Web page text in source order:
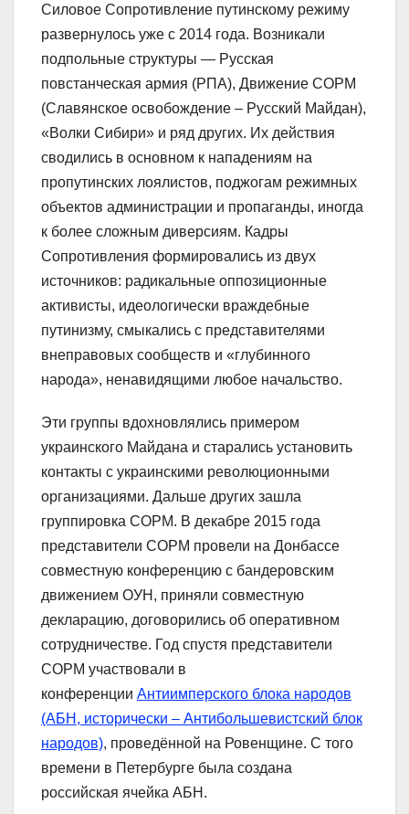
Силовое Сопротивление путинскому режиму
развернулось уже с 2014 года. Возникали
подпольные структуры — Русская
повстанческая армия (РПА), Движение СОРМ
(Славянское освобождение – Русский Майдан),
«Волки Сибири» и ряд других. Их действия
сводились в основном к нападениям на
пропутинских лоялистов, поджогам режимных
объектов администрации и пропаганды, иногда
к более сложным диверсиям. Кадры
Сопротивления формировались из двух
источников: радикальные оппозиционные
активисты, идеологически враждебные
путинизму, смыкались с представителями
внеправовых сообществ и «глубинного
народа», ненавидящими любое начальство.
Эти группы вдохновлялись примером
украинского Майдана и старались установить
контакты с украинскими революционными
организациями. Дальше других зашла
группировка СОРМ. В декабре 2015 года
представители СОРМ провели на Донбассе
совместную конференцию с бандеровским
движением ОУН, приняли совместную
декларацию, договорились об оперативном
сотрудничестве. Год спустя представители
СОРМ участвовали в
конференции Антиимперского блока народов
(АБН, исторически – Антибольшевистский блок
народов), проведённой на Ровенщине. С того
времени в Петербурге была создана
российская ячейка АБН.